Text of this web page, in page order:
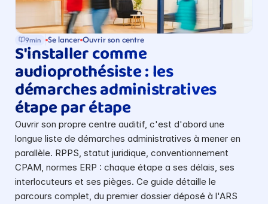
9min Se lancer Ouvrir son centre
S'installer comme
audioprothésiste : les
démarches administratives
étape par étape
Ouvrir son propre centre auditif, c'est d'abord une
longue liste de démarches administratives à mener en
parallèle. RPPS, statut juridique, conventionnement
CPAM, normes ERP : chaque étape a ses délais, ses
interlocuteurs et ses pièges. Ce guide détaille le
parcours complet, du premier dossier déposé à l'ARS